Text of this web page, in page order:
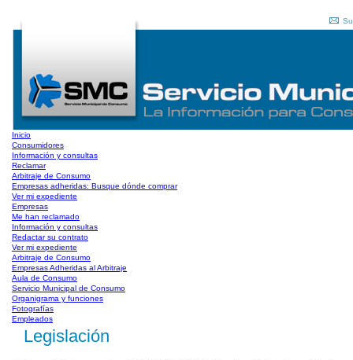
Inicio
Consumidores
Información y consultas
Reclamar
Arbitraje de Consumo
Empresas adheridas: Busque dónde comprar
Ver mi expediente
Empresas
Me han reclamado
Información y consultas
Redactar su contrato
Ver mi expediente
Arbitraje de Consumo
Empresas Adheridas al Arbitraje
Aula de Consumo
Servicio Municipal de Consumo
Organigrama y funciones
Fotografías
Empleados
Legislación